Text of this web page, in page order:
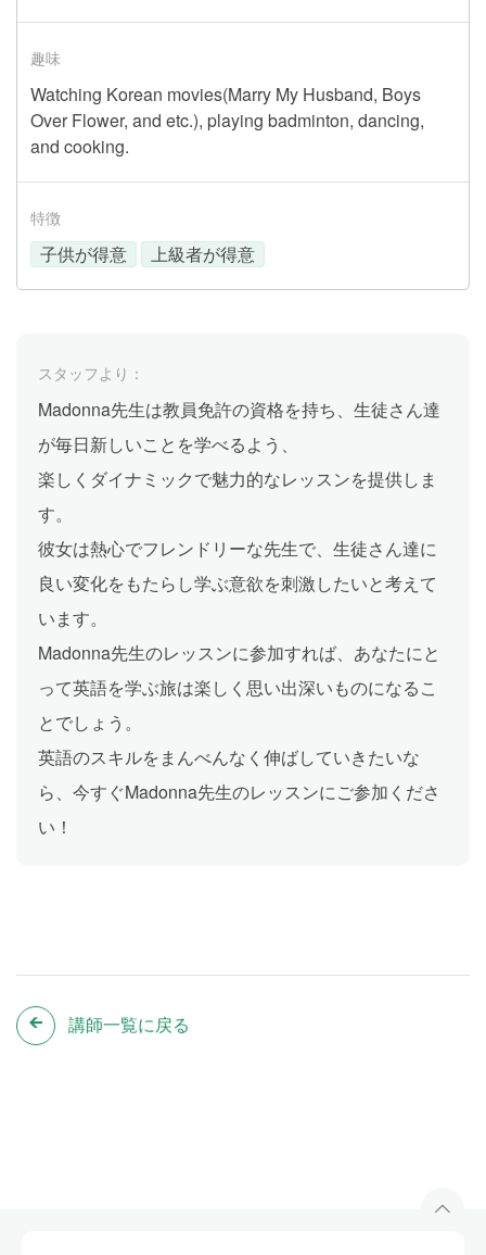
趣味
Watching Korean movies(Marry My Husband, Boys
Over Flower, and etc.), playing badminton, dancing,
and cooking.
特徴
子供が得意 上級者が得意
スタッフより：
Madonna先生は教員免許の資格を持ち、生徒さん達
が毎日新しいことを学べるよう、
楽しくダイナミックで魅力的なレッスンを提供しま
す。
彼女は熱心でフレンドリーな先生で、生徒さん達に
良い変化をもたらし学ぶ意欲を刺激したいと考えて
います。
Madonna先生のレッスンに参加すれば、あなたにと
って英語を学ぶ旅は楽しく思い出深いものになるこ
とでしょう。
英語のスキルをまんべんなく伸ばしていきたいな
ら、今すぐMadonna先生のレッスンにご参加くださ
い！
講師一覧に戻る